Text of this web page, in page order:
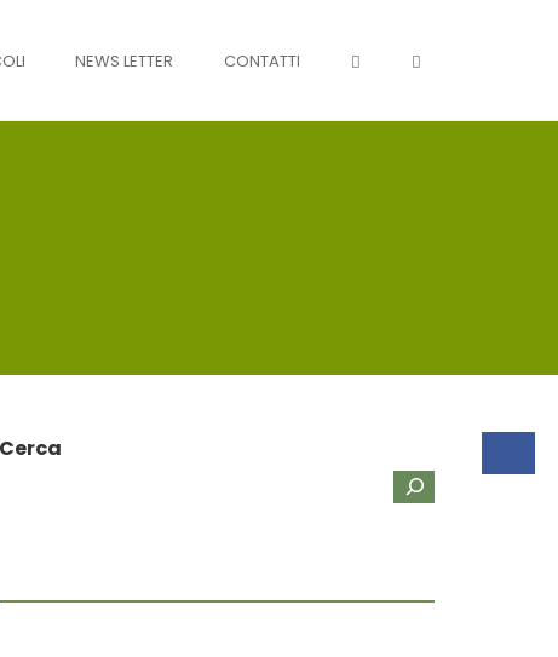
NEWS LETTER CONTATTI
Cerca